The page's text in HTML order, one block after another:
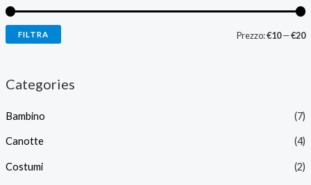
FILTRA Prezzo:€10—€20
Categories
Bambino (7)
Canotte (4)
Costumi (2)